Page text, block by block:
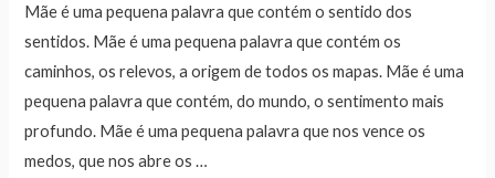
Mãe é uma pequena palavra que contém o sentido dos
sentidos. Mãe é uma pequena palavra que contém os
caminhos, os relevos, a origem de todos os mapas. Mãe é uma
pequena palavra que contém, do mundo, o sentimento mais
profundo. Mãe é uma pequena palavra que nos vence os
medos, que nos abre os …